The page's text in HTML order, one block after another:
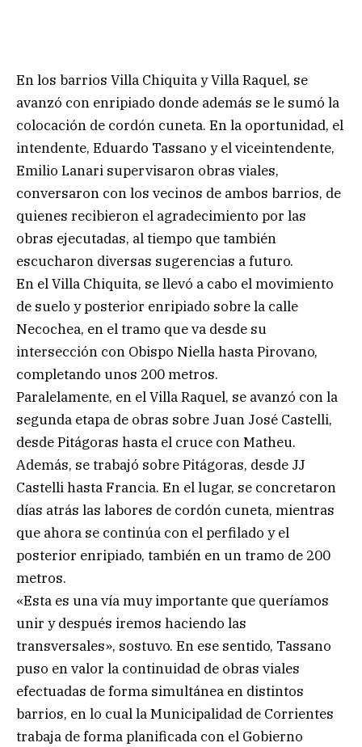
En los barrios Villa Chiquita y Villa Raquel, se
avanzó con enripiado donde además se le sumó la
colocación de cordón cuneta. En la oportunidad, el
intendente, Eduardo Tassano y el viceintendente,
Emilio Lanari supervisaron obras viales,
conversaron con los vecinos de ambos barrios, de
quienes recibieron el agradecimiento por las
obras ejecutadas, al tiempo que también
escucharon diversas sugerencias a futuro.
En el Villa Chiquita, se llevó a cabo el movimiento
de suelo y posterior enripiado sobre la calle
Necochea, en el tramo que va desde su
intersección con Obispo Niella hasta Pirovano,
completando unos 200 metros.
Paralelamente, en el Villa Raquel, se avanzó con la
segunda etapa de obras sobre Juan José Castelli,
desde Pitágoras hasta el cruce con Matheu.
Además, se trabajó sobre Pitágoras, desde JJ
Castelli hasta Francia. En el lugar, se concretaron
días atrás las labores de cordón cuneta, mientras
que ahora se continúa con el perfilado y el
posterior enripiado, también en un tramo de 200
metros.
«Esta es una vía muy importante que queríamos
unir y después iremos haciendo las
transversales», sostuvo. En ese sentido, Tassano
puso en valor la continuidad de obras viales
efectuadas de forma simultánea en distintos
barrios, en lo cual la Municipalidad de Corrientes
trabaja de forma planificada con el Gobierno